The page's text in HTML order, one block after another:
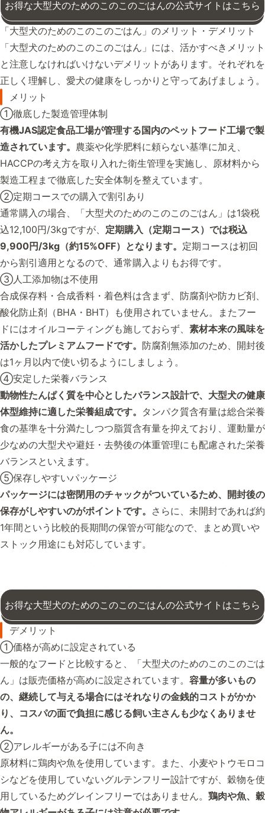
お得な大型犬のためのこのこのごはんの公式サイトはこちら
「大型犬のためのこのこのごはん」のメリット・デメリット
「大型犬のためのこのこのごはん」には、活かすべきメリット
と注意しなければいけないデメリットがあります。それぞれを
正しく理解し、愛犬の健康をしっかりと守ってあげましょう。
メリット
①徹底した製造管理体制
有機JAS認定食品工場が管理する国内のペットフード工場で製
造されています。 農薬や化学肥料に頼らない基準に加え、
HACCPの考え方を取り入れた衛生管理を実施し、原材料から
製造工程まで徹底した安全体制を整えています。
②定期コースでの購入で割引あり
通常購入の場合、「大型犬のためのこのこのごはん」は1袋税
込12,100円/3kgですが、 定期購入（定期コース）では税込
9,900円/3kg（約15%OFF）となります。 定期コースは初回
から割引適用となるので、通常購入よりもお得です。
③人工添加物は不使用
合成保存料・合成香料・着色料は含まず、防腐剤や防カビ剤、
酸化防止剤（BHA・BHT）も使用されていません。またフー
ドにはオイルコーティングも施しておらず、 素材本来の風味を
活かしたプレミアムフードです。 防腐剤無添加のため、開封後
は1ヶ月以内で使い切るようにしましょう。
④安定した栄養バランス
動物性たんぱく質を中心としたバランス設計で、大型犬の健康
体型維持に適した栄養組成です。 タンパク質含有量は総合栄養
食の基準を十分満たしつつ脂質含有量を抑えており、運動量が
少なめの大型犬や避妊・去勢後の体重管理にも配慮された栄養
バランスといえます。
⑤保存しやすいパッケージ
パッケージには密閉用のチャックがついているため、開封後の
保存がしやすいのがポイントです。 さらに、未開封であれば約
1年間という比較的長期間の保管が可能なので、まとめ買いや
ストック用途にも対応しています。
お得な大型犬のためのこのこのごはんの公式サイトはこちら
デメリット
①価格が高めに設定されている
一般的なフードと比較すると、「大型犬のためのこのこのごは
ん」は販売価格が高めに設定されています。 容量が多いもの
の、継続して与える場合にはそれなりの金銭的コストがかか
り、コスパの面で負担に感じる飼い主さんも少なくありませ
ん。
②アレルギーがある子には不向き
原材料に鶏肉や魚を使用しています。また、小麦やトウモロコ
シなどを使用していないグルテンフリー設計ですが、穀物を使
用しているためグレインフリーではありません。 鶏肉や魚、穀